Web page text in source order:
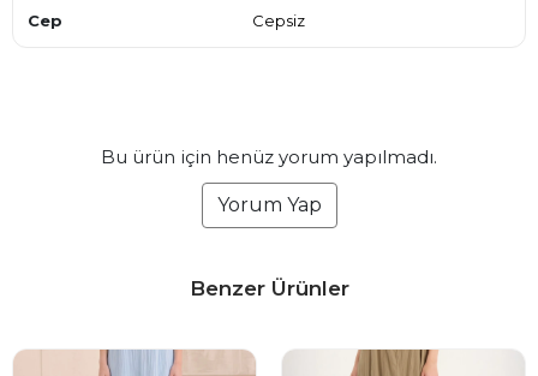
Cep Cepsiz
Bu ürün için henüz yorum yapılmadı.
Yorum Yap
Benzer Ürünler